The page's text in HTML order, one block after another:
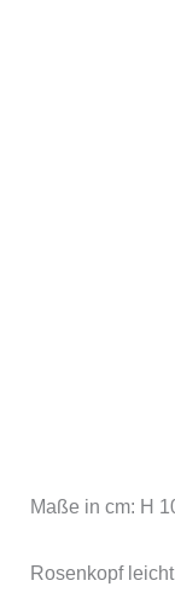
Maße in cm: H
Rosenkopf